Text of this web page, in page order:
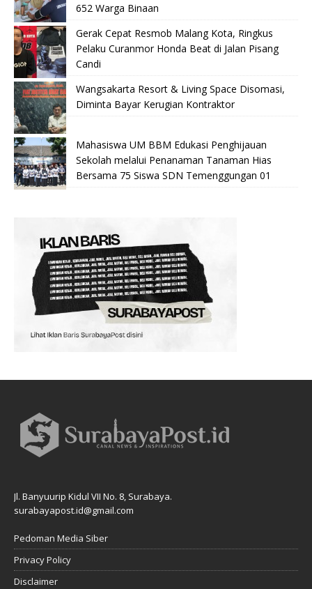
652 Warga Binaan
Gerak Cepat Resmob Malang Kota, Ringkus
Pelaku Curanmor Honda Beat di Jalan Pisang
Candi
Wangsakarta Resort & Living Space Disomasi,
Diminta Bayar Kerugian Kontraktor
Mahasiswa UM BBM Edukasi Penghijauan
Sekolah melalui Penanaman Tanaman Hias
Bersama 75 Siswa SDN Temenggungan 01
Jl. Banyuurip Kidul VII No. 8, Surabaya.
surabayapost.id@gmail.com
Pedoman Media Siber
Privacy Policy
Disclaimer